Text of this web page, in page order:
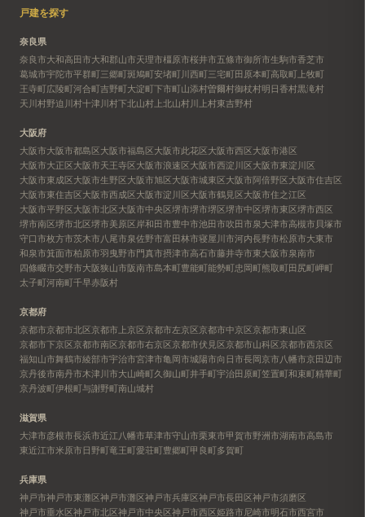
戸建を探す
奈良県
奈良市大和高田市大和郡山市天理市橿原市桜井市五條市御所市生駒市香芝市
葛城市宇陀市平群町三郷町斑鳩町安堵町川西町三宅町田原本町高取町 上牧町
王寺町広陵町河合町吉野町大淀町下市町山添村曽爾村御杖村明日香村黒滝村
天川村野迫川村十津川村下北山村 上北山村川上村東吉野村
大阪府
大阪市大阪市都島区大阪市福島区大阪市此花区大阪市西区大阪市港区
大阪市大正区大阪市天王寺区大阪市浪速区大阪市西淀川区大阪市東淀川区
大阪市東成区大阪市生野区大阪市旭区大阪市城東区大阪市阿倍野区大阪市住吉区
大阪市東住吉区大阪市西成区大阪市淀川区大阪市鶴見区大阪市住之江区
大阪市平野区大阪市北区大阪市中央区堺市堺市堺区堺市中区堺市東区堺市西区
堺市南区堺市北区堺市美原区岸和田市豊中市池田市吹田市泉大津市高槻市 貝塚市
守口市枚方市茨木市八尾市泉佐野市富田林市寝屋川市河内長野市松原市大東市
和泉市箕面市柏原市羽曳野市門真市摂津市高石市藤井寺市東大阪市泉南市
四條畷市交野市大阪狭山市阪南市島本町豊能町能勢町忠岡町熊取町田尻町岬町
太子町河南町千早赤阪村
京都府
京都市京都市北区京都市上京区京都市左京区京都市中京区京都市東山区
京都市下京区京都市南区京都市右京区京都市伏見区京都市山科区京都市西京区
福知山市舞鶴市綾部市宇治市宮津市亀岡市城陽市向日市長岡京市八幡市京田辺市
京丹後市南丹市木津川市大山崎町久御山町井手町宇治田原町笠置町和束町精華町
京丹波町伊根町与謝野町南山城村
滋賀県
大津市彦根市長浜市近江八幡市草津市守山市栗東市甲賀市野洲市湖南市高島市
東近江市米原市日野町竜王町愛荘町豊郷町甲良町多賀町
兵庫県
神戸市神戸市東灘区神戸市灘区神戸市兵庫区神戸市長田区神戸市須磨区
神戸市垂水区神戸市北区神戸市中央区神戸市西区姫路市尼崎市明石市西宮市